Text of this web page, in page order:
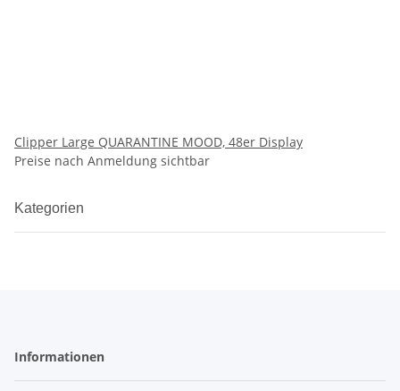
Clipper Large QUARANTINE MOOD, 48er Display
Preise nach Anmeldung sichtbar
Kategorien
Informationen